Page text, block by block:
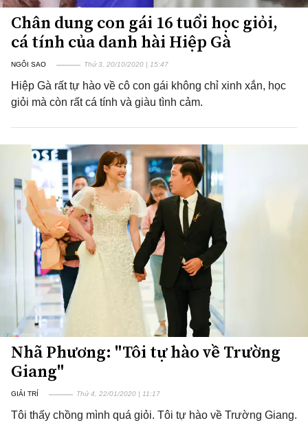
Chân dung con gái 16 tuổi học giỏi,
cá tính của danh hài Hiệp Gà
NGÔI SAO Thứ 3, 20/10/2020 | 15:47
Hiệp Gà rất tự hào về cô con gái không chỉ xinh xắn, học
giỏi mà còn rất cá tính và giàu tình cảm.
Nhã Phương: "Tôi tự hào về Trường
Giang"
GIẢI TRÍ Thứ 4, 22/01/2020 | 11:17
Tôi thấy chồng mình quá giỏi. Tôi tự hào về Trường Giang.